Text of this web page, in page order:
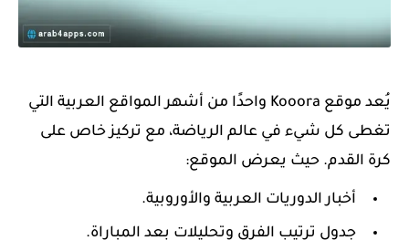
يُعد موقع Kooora واحدًا من أشهر المواقع العربية التي
تغطى كل شيء في عالم الرياضة، مع تركيز خاص على
كرة القدم. حيث يعرض الموقع:
أخبار الدوريات العربية والأوروبية.
جدول ترتيب الفرق وتحليلات بعد المباراة.